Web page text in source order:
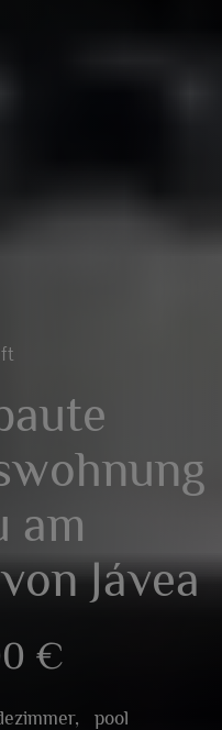
am
Jávea
€
pool